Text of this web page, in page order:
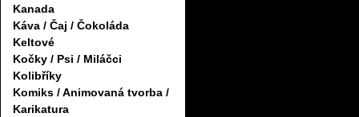
Kanada
Káva / Čaj / Čokoláda
Keltové
Kočky / Psi / Miláčci
Kolibříky
Komiks / Animovaná tvorba /
Karikatura